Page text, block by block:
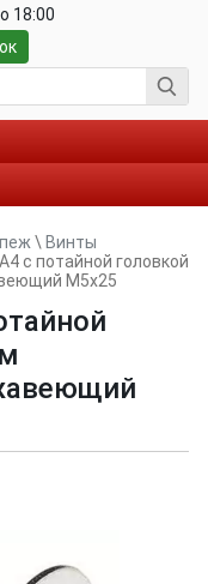
18:00
\ Винты
с потайной головкой
M5x25